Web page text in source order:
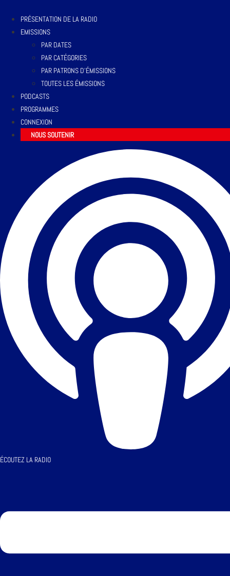
PRÉSENTATION DE LA RADIO
EMISSIONS
PAR DATES
PAR CATÉGORIES
PAR PATRONS D’ÉMISSIONS
TOUTES LES ÉMISSIONS
PODCASTS
PROGRAMMES
CONNEXION
NOUS SOUTENIR
ÉCOUTEZ LA RADIO